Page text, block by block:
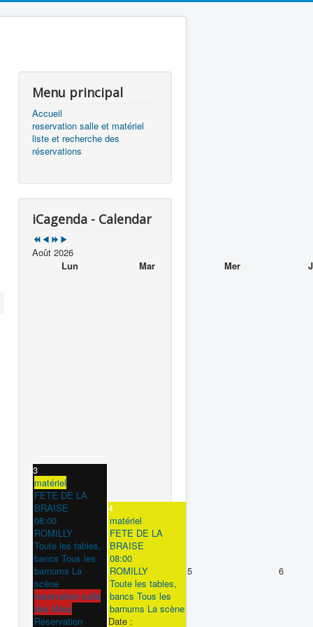
Menu principal
Accueil
reservation salle et matériel
liste et recherche des
réservations
iCagenda - Calendar
Août 2026
Lun
Mar Mer
3
matériel
FETE DE LA
BRAISE
08:00
ROMILLY
Toute les tables,
bancs Tous les
barnums La
scène
reservation salle
des fêtes
Réservation
4
matériel
FETE DE LA
BRAISE
08:00
ROMILLY
Toute les tables,
bancs Tous les
barnums La scène
Date :
5 6